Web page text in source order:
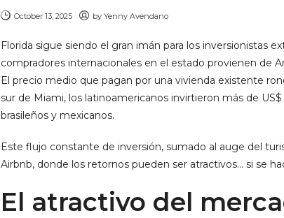
October 13, 2025 by Yenny Avendano
Florida sigue siendo el gran imán para los inversionistas
compradores internacionales en el estado provienen de
El precio medio que pagan por una vivienda existente
sur de Miami, los latinoamericanos invirtieron más de
brasileños y mexicanos.
Este flujo constante de inversión, sumado al auge del
Airbnb, donde los retornos pueden ser atractivos… si se
El atractivo del